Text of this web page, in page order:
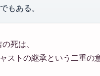
もある。
死は、
ストの継承という二重の